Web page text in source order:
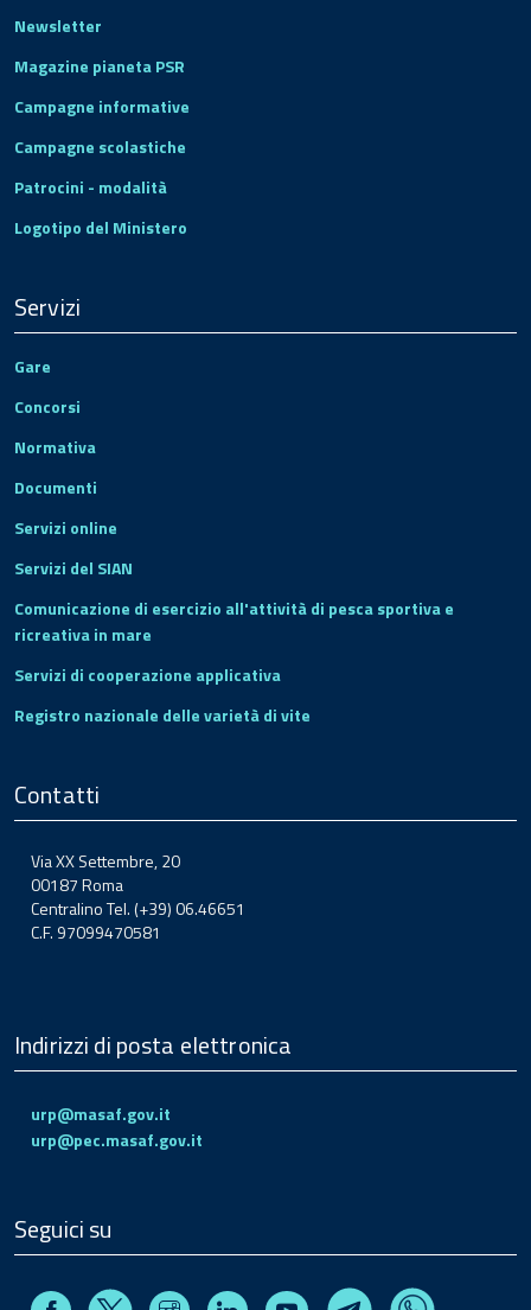
Newsletter
Magazine pianeta PSR
Campagne informative
Campagne scolastiche
Patrocini - modalità
Logotipo del Ministero
Servizi
Gare
Concorsi
Normativa
Documenti
Servizi online
Servizi del SIAN
Comunicazione di esercizio all'attività di pesca sportiva e
ricreativa in mare
Servizi di cooperazione applicativa
Registro nazionale delle varietà di vite
Contatti
Via XX Settembre, 20
00187 Roma
Centralino Tel. (+39) 06.46651
C.F. 97099470581
Indirizzi di posta elettronica
urp@masaf.gov.it
urp@pec.masaf.gov.it
Seguici su
Facebook InstagramLinkedin Youtube